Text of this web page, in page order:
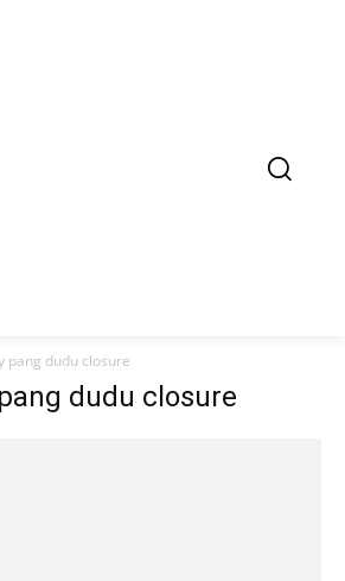
pang dudu closure
dudu closure